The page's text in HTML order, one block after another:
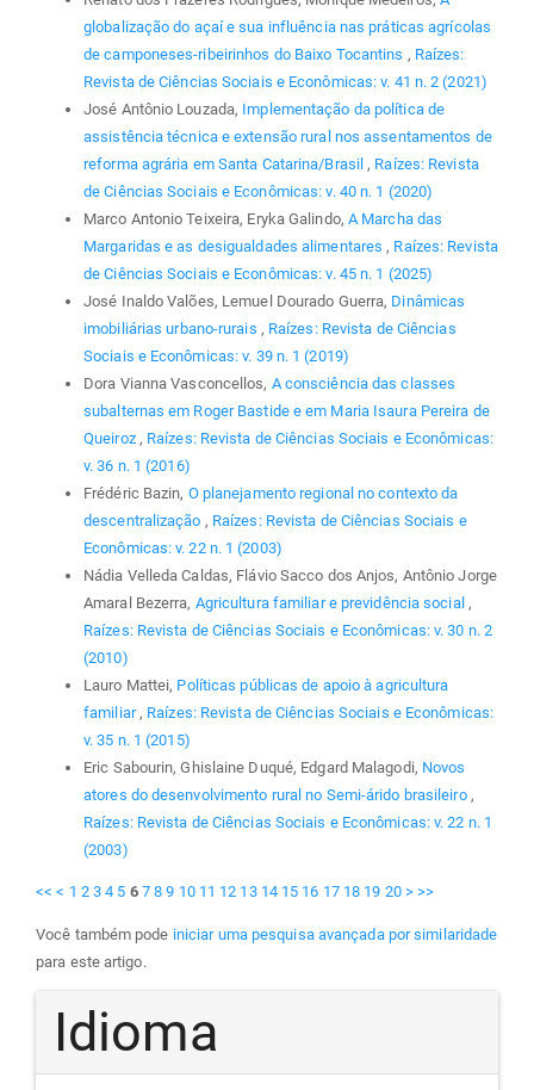
globalização do açaí e sua influência nas práticas agrícolas
de camponeses-ribeirinhos do Baixo Tocantins , Raízes:
Revista de Ciências Sociais e Econômicas: v. 41 n. 2 (2021)
José Antônio Louzada, Implementação da política de
assistência técnica e extensão rural nos assentamentos de
reforma agrária em Santa Catarina/Brasil, Raízes: Revista
de Ciências Sociais e Econômicas: v. 40 n. 1 (2020)
Marco Antonio Teixeira, Eryka Galindo, A Marcha das
Margaridas e as desigualdades alimentares, Raízes: Revista
de Ciências Sociais e Econômicas: v. 45 n. 1 (2025)
José Inaldo Valões, Lemuel Dourado Guerra, Dinâmicas
imobiliárias urbano-rurais , Raízes: Revista de Ciências
Sociais e Econômicas: v. 39 n. 1 (2019)
Dora Vianna Vasconcellos, A consciência das classes
subalternas em Roger Bastide e em Maria Isaura Pereira de
Queiroz , Raízes: Revista de Ciências Sociais e Econômicas:
v. 36 n. 1 (2016)
Frédéric Bazin, O planejamento regional no contexto da
descentralização , Raízes: Revista de Ciências Sociais e
Econômicas: v. 22 n. 1 (2003)
Nádia Velleda Caldas, Flávio Sacco dos Anjos, Antônio Jorge
Amaral Bezerra, Agricultura familiar e previdência social ,
Raízes: Revista de Ciências Sociais e Econômicas: v. 30 n. 2
(2010)
Lauro Mattei, Políticas públicas de apoio à agricultura
familiar, Raízes: Revista de Ciências Sociais e Econômicas:
v. 35 n. 1 (2015)
Eric Sabourin, Ghislaine Duqué, Edgard Malagodi, Novos
atores do desenvolvimento rural no Semi-árido brasileiro ,
Raízes: Revista de Ciências Sociais e Econômicas: v. 22 n. 1
(2003)
<< < 1 2 3 4 5 6 7 8 9 10 11 12 13 14 15 16 17 18 19 20 > >>
Você também pode iniciar uma pesquisa avançada por similaridade
para este artigo.
Idioma